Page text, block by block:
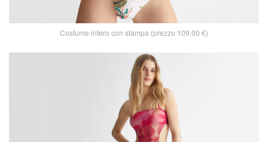
Costume intero con stampa (prezzo 109,00 €)